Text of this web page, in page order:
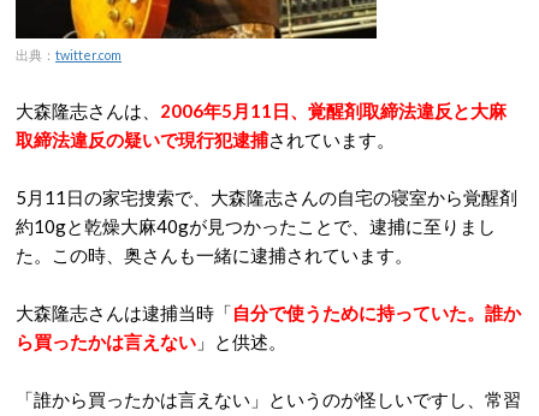
出典： twitter.com
大森隆志さんは、 2006年5月11日、覚醒剤取締法違反と大麻
取締法違反の疑いで現行犯逮捕されています。
5月11日の家宅捜索で、大森隆志さんの自宅の寝室から覚醒剤
約10gと乾燥大麻40gが見つかったことで、逮捕に至りまし
た。この時、奥さんも一緒に逮捕されています。
大森隆志さんは逮捕当時「自分で使うために持っていた。誰か
ら買ったかは言えない 」と供述。
「誰から買ったかは言えない」というのが怪しいですし、常習